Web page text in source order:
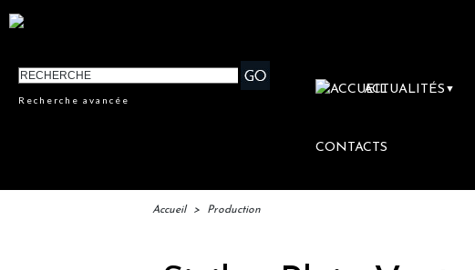
Recherche avancée
ACTUALITÉS ▼
CONTACTS
Accueil > Production